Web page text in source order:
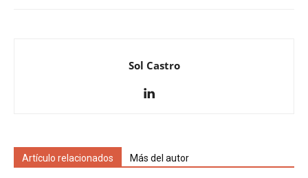
Sol Castro
Artículo relacionados Más del autor